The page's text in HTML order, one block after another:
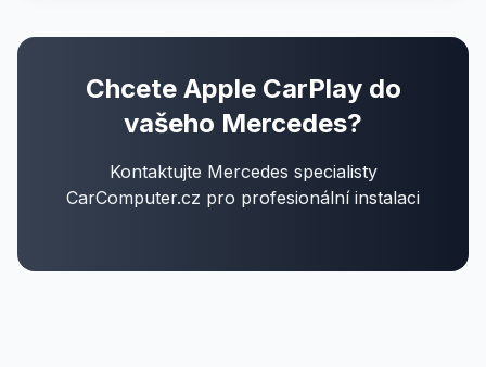
Chcete Apple CarPlay do
vašeho Mercedes?
Kontaktujte Mercedes specialisty
CarComputer.cz pro profesionální instalaci